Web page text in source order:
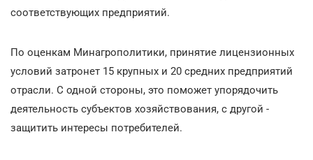
соответствующих предприятий.
По оценкам Минагрополитики, принятие лицензионных
условий затронет 15 крупных и 20 средних предприятий
отрасли. С одной стороны, это поможет упорядочить
деятельность субъектов хозяйствования, с другой -
защитить интересы потребителей.